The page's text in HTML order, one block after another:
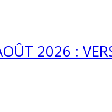
2026 :